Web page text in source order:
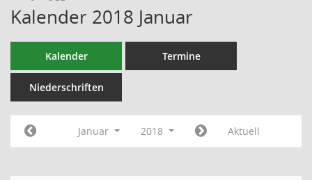
Kalender 2018 Januar
Kalender Termine
Niederschriften
Januar 2018 Aktuell